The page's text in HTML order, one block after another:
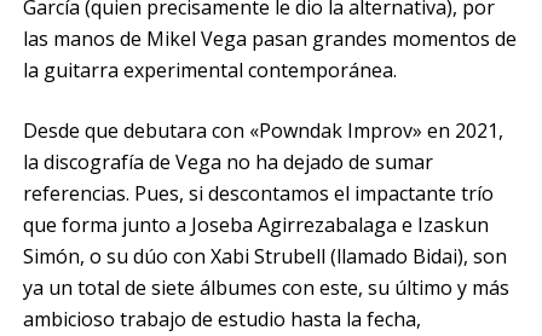
García (quien precisamente le dio la alternativa), por
las manos de Mikel Vega pasan grandes momentos de
la guitarra experimental contemporánea.
Desde que debutara con «Powndak Improv» en 2021,
la discografía de Vega no ha dejado de sumar
referencias. Pues, si descontamos el impactante trío
que forma junto a Joseba Agirrezabalaga e Izaskun
Simón, o su dúo con Xabi Strubell (llamado Bidai), son
ya un total de siete álbumes con este, su último y más
ambicioso trabajo de estudio hasta la fecha,